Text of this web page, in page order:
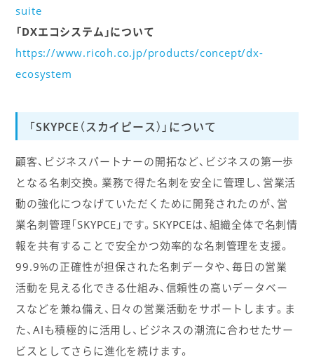
suite
「DXエコシステム」について
https://www.ricoh.co.jp/products/concept/dx-
ecosystem
「SKYPCE（スカイピース）」について
顧客、ビジネスパートナーの開拓など、ビジネスの第一歩
となる名刺交換。業務で得た名刺を安全に管理し、営業活
動の強化につなげていただくために開発されたのが、営
業名刺管理「SKYPCE」です。SKYPCEは、組織全体で名刺情
報を共有することで安全かつ効率的な名刺管理を支援。
99.9%の正確性が担保された名刺データや、毎日の営業
活動を見える化できる仕組み、信頼性の高いデータベー
スなどを兼ね備え、日々の営業活動をサポートします。ま
た、AIも積極的に活用し、ビジネスの潮流に合わせたサー
ビスとしてさらに進化を続けます。